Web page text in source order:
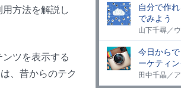
方法を解説し
ツを表示する
、昔からのテク
自分で作
でみよう
山下千尋／
今日から
ーケティ
田中千晶／